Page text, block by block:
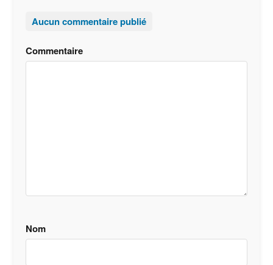
Aucun commentaire publié
Commentaire
Nom